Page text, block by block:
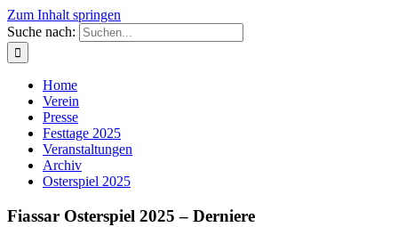
Zum Inhalt springen
Suche nach:
Home
Verein
Presse
Festtage 2025
Veranstaltungen
Archiv
Osterspiel 2025
Fiassar Osterspiel 2025 – Derniere